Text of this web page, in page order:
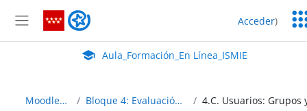
Panel lateral
Aula_Formación_En Línea_ISMIE Acceder)
Aula Virtual de EducaMadrid:
Aula_Formación_En Línea_ISMIE
MoodleAbierto Bloque 4: Evaluación y calificación